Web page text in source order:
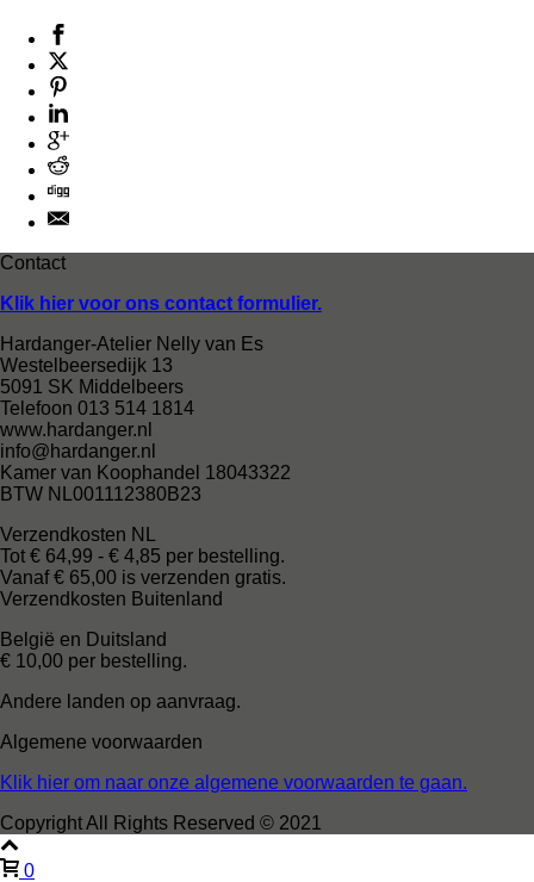
Contact
Klik hier voor ons contact formulier.
Hardanger-Atelier Nelly van Es
Westelbeersedijk 13
5091 SK Middelbeers
Telefoon 013 514 1814
www.hardanger.nl
info@hardanger.nl
Kamer van Koophandel 18043322
BTW NL001112380B23
Verzendkosten NL
Tot € 64,99 - € 4,85 per bestelling.
Vanaf € 65,00 is verzenden gratis.
Verzendkosten Buitenland
België en Duitsland
€ 10,00 per bestelling.
Andere landen op aanvraag.
Algemene voorwaarden
Klik hier om naar onze algemene voorwaarden te gaan.
Copyright All Rights Reserved © 2021
0